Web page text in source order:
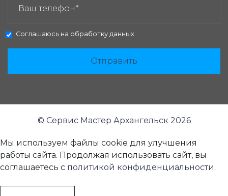
Соглашаюсь на обработку данных
Отправить
© Сервис Мастер Архангельск 2026
Мы используем файлы cookie для улучшения
работы сайта. Продолжая использовать сайт, вы
соглашаетесь с политикой конфиденциальности.